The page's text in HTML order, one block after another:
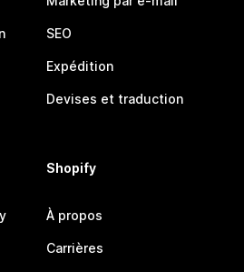
SEO
Expédition
Devises et traduction
Shopify
À propos
Carrières